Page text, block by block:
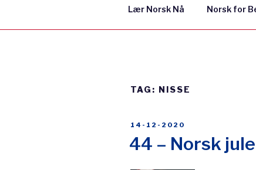
Lær Norsk Nå Norsk for
TAG: NISSE
POSTED
14-12-2020
44 – Norsk